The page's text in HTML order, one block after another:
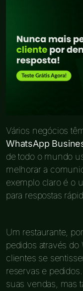
Vários negócios
WhatsApp
de todo o mundo
melhorar a
exemplo claro é o
para respostas
Um restaurante,
pedidos através
clientes se
reservas e
suas vendas, mas